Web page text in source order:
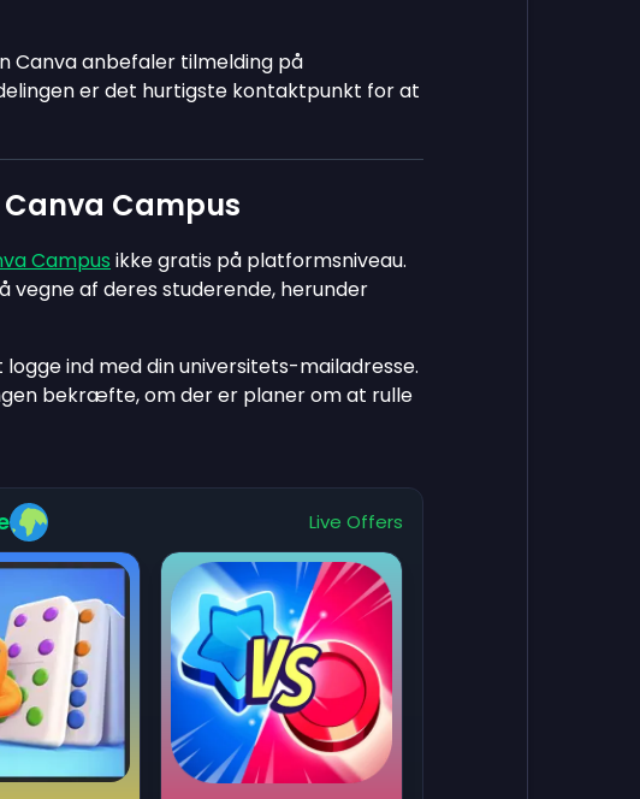
Canva anbefaler tilmelding på
er det hurtigste kontaktpunkt for at
Campus
Campus ikke gratis på platformsniveau.
vegne af deres studerende, herunder
ind med din universitets-mailadresse.
bekræfte, om der er planer om at rulle
Live Offers